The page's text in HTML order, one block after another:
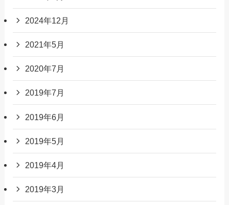
2024年12月
2021年5月
2020年7月
2019年7月
2019年6月
2019年5月
2019年4月
2019年3月